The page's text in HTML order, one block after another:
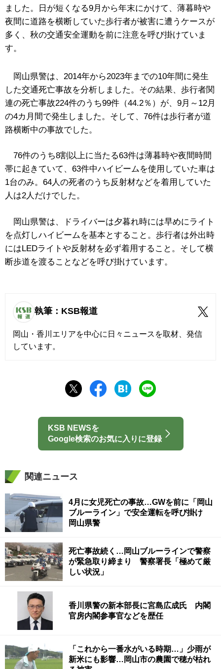
ました。日が短くなる9月から年末にかけて、薄暮時や
夜間に道路を横断していた歩行者が被害に遭うケースが
多く、 秋の交通安全運動を前に注意を呼び掛けていま
す。
岡山県警は、2014年から2023年までの10年間に発生
した交通死亡事故を分析しました。 その結果、歩行者関
連の死亡事故224件のうち99件（44.2％）が、9月～12月
の4カ月間で発生しました。そして、 76件は歩行者が道
路横断中の事故でした。
76件のうち8割以上に当たる63件は薄暮時や夜間時間
帯に起きていて、 63件中ハイビームを使用していた車は
1台のみ。64人の死者のうち反射材などを着用していた
人は2人だけでした。
岡山県警は、ドライバーは夕暮れ時には早めにライト
を点灯しハイビームを基本とすること。歩行者は外出時
にはLEDライトや反射材を必ず着用すること。そして横
断歩道を渡ることなどを呼び掛けています。
執筆：KSB報道
岡山・香川エリアを中心に日々ニュースを取材、発信
しています。
KSB NEWSを
Google検索のお気に入りに登録
関連ニュース
4月に女児死亡の事故…GWを前に「岡山
ブルーライン」で安全運転を呼び掛け
岡山県警
死亡事故続く…岡山ブルーラインで警察
が緊急取り締まり 警察署長「極めて厳
しい状況」
香川県警の新本部長に宮島広成氏 内閣
官房内閣参事官などを歴任
「これから一番水がいる時期…」少雨が
新米にも影響…岡山市の農園で穂が枯れ